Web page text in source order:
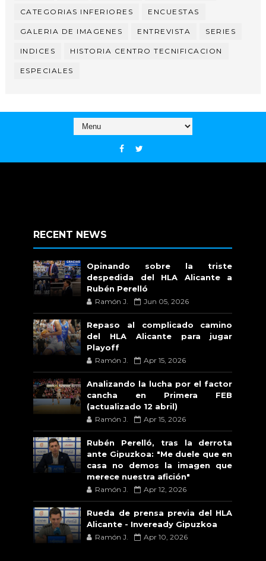
CATEGORIAS INFERIORES ENCUESTAS
GALERIA DE IMAGENES ENTREVISTA SERIES
INDICES HISTORIA CENTRO TECNIFICACION
ESPECIALES
RECENT NEWS
Opinando sobre la triste
despedida del HLA Alicante a
Rubén Perelló
Ramón J. Jun 05, 2026
Repaso al complicado camino
del HLA Alicante para jugar
Playoff
Ramón J. Apr 15, 2026
Analizando la lucha por el factor
cancha en Primera FEB
(actualizado 12 abril)
Ramón J. Apr 15, 2026
Rubén Perelló, tras la derrota
ante Gipuzkoa: "Me duele que en
casa no demos la imagen que
merece nuestra afición"
Ramón J. Apr 12, 2026
Rueda de prensa previa del HLA
Alicante - Inveready Gipuzkoa
Ramón J. Apr 10, 2026